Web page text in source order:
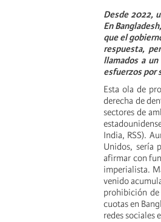
Desde 2022,
En
que el
respuesta,
llamados a
esfuerzos por
Esta ola de
derecha de
sectores de
India, RSS).
Unidos, sería
afirmar con
imperialista.
venido
prohibición de
cuotas en
redes sociales